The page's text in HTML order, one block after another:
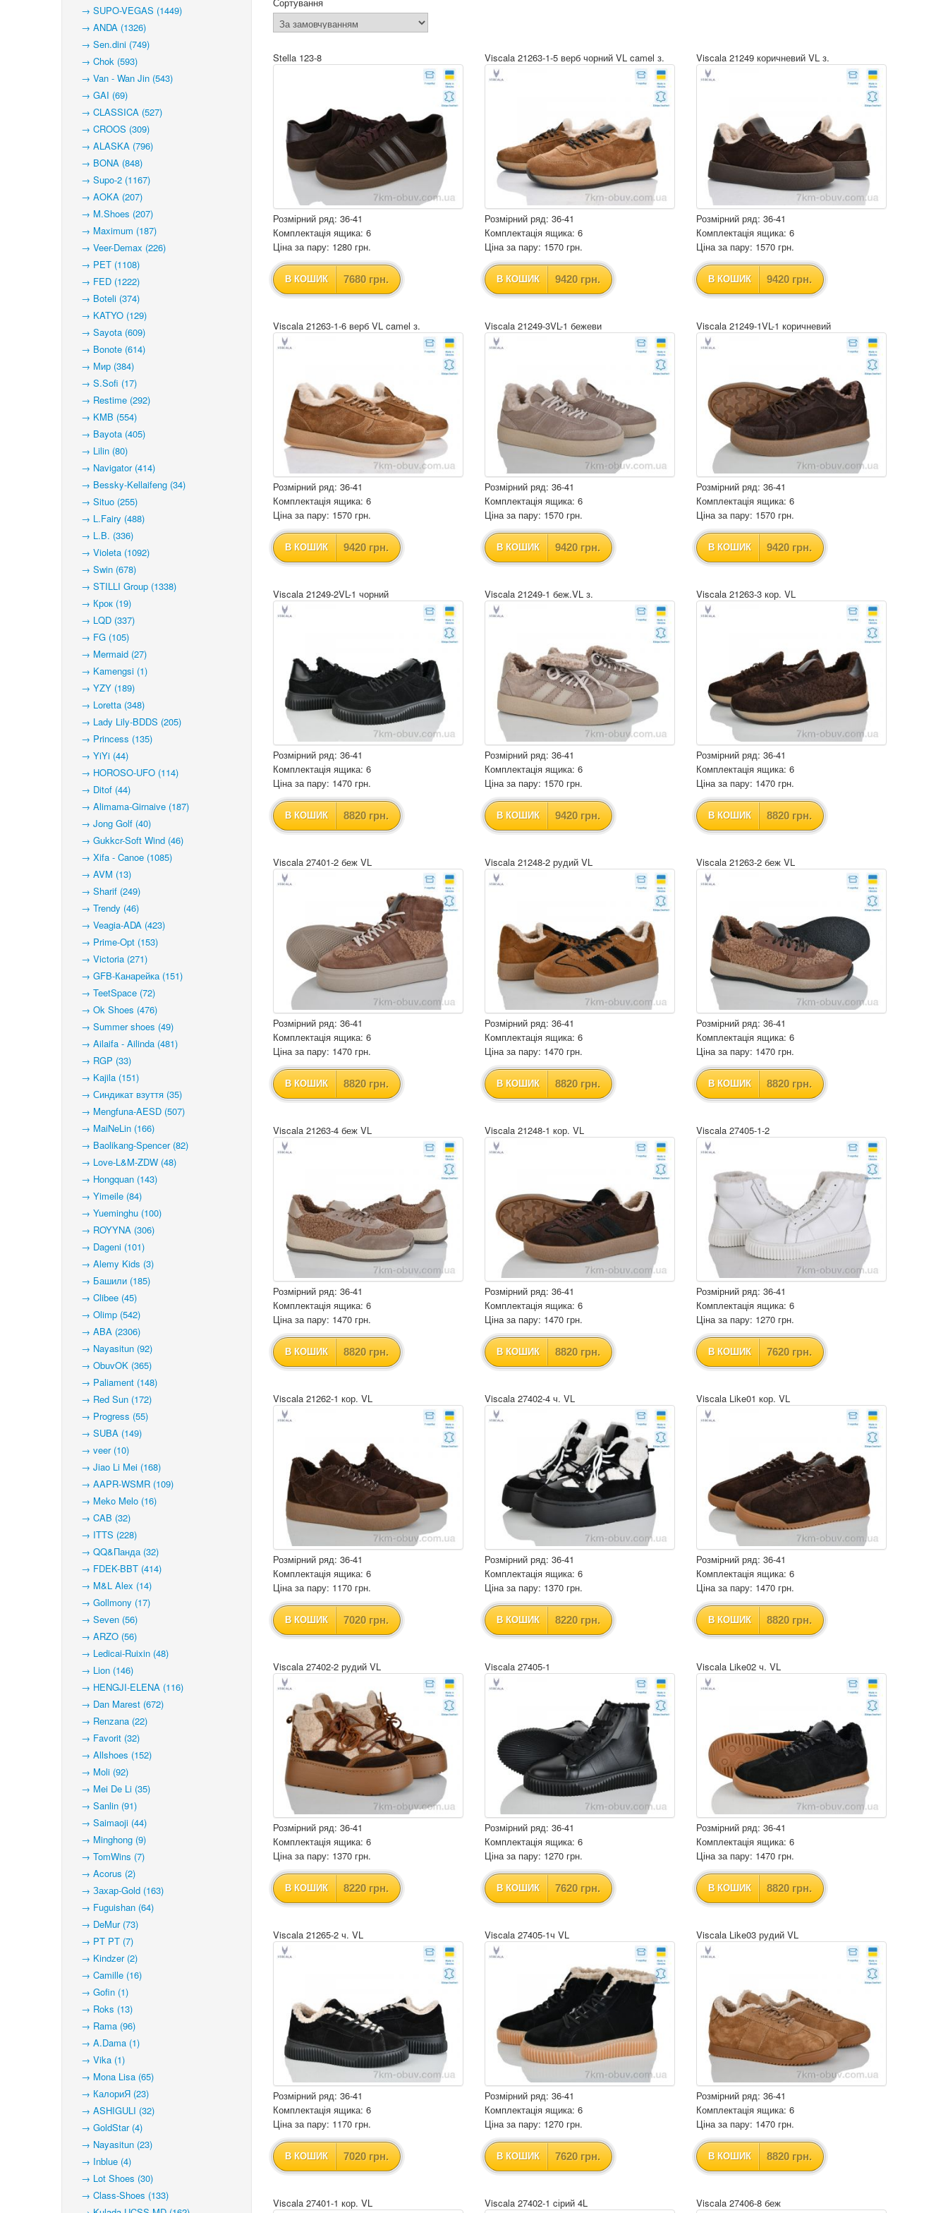
→ SUPO-VEGAS (1449)
→ ANDA (1326)
→ Sen.dini (749)
→ Chok (593)
→ Van - Wan Jin (543)
→ GAI (69)
→ CLASSICA (527)
→ CROOS (309)
→ ALASKA (796)
→ BONA (848)
→ Supo-2 (1167)
→ AOKA (207)
→ M.Shoes (207)
→ Maximum (187)
→ Veer-Demax (226)
→ PET (1108)
→ FED (1222)
→ Boteli (374)
→ KATYO (129)
→ Sayota (609)
→ Bonote (614)
→ Мир (384)
→ S.Sofi (17)
→ Restime (292)
→ KMB (554)
→ Bayota (405)
→ Lilin (80)
→ Navigator (414)
→ Bessky-Kellaifeng (34)
→ Situo (255)
→ L.Fairy (488)
→ L.B. (336)
→ Violeta (1092)
→ Swin (678)
→ STILLI Group (1338)
→ Крок (19)
→ LQD (337)
→ FG (105)
→ Mermaid (27)
→ Kamengsi (1)
→ YZY (189)
→ Loretta (348)
→ Lady Lily-BDDS (205)
→ Princess (135)
→ YiYi (44)
→ HOROSO-UFO (114)
→ Ditof (44)
→ Alimama-Girnaive (187)
→ Jong Golf (40)
→ Gukkcr-Soft Wind (46)
→ Xifa - Canoe (1085)
→ AVM (13)
→ Sharif (249)
→ Trendy (46)
→ Veagia-ADA (423)
→ Prime-Opt (153)
→ Victoria (271)
→ GFB-Канарейка (151)
→ TeetSpace (72)
→ Ok Shoes (476)
→ Summer shoes (49)
→ Ailaifa - Ailinda (481)
→ RGP (33)
→ Kajila (151)
→ Синдикат взуття (35)
→ Mengfuna-AESD (507)
→ MaiNeLin (166)
→ Baolikang-Spencer (82)
→ Love-L&M-ZDW (48)
→ Hongquan (143)
→ Yimeile (84)
→ Yueminghu (100)
→ ROYYNA (306)
→ Dageni (101)
→ Alemy Kids (3)
→ Башили (185)
→ Clibee (45)
→ Olimp (542)
→ ABA (2306)
→ Nayasitun (92)
→ ObuvOK (365)
→ Paliament (148)
→ Red Sun (172)
→ Progress (55)
→ SUBA (149)
→ veer (10)
→ Jiao Li Mei (168)
→ AAPR-WSMR (109)
→ Meko Melo (16)
→ CAB (32)
→ ITTS (228)
→ QQ&Панда (32)
→ FDEK-BBT (414)
→ M&L Alex (14)
→ Gollmony (17)
→ Seven (56)
→ ARZO (56)
→ Ledicai-Ruixin (48)
→ Lion (146)
→ HENGJI-ELENA (116)
→ Dan Marest (672)
→ Renzana (22)
→ Favorit (32)
→ Allshoes (152)
→ Moli (92)
→ Mei De Li (35)
→ Sanlin (91)
→ Saimaoji (44)
→ Minghong (9)
→ TomWins (7)
→ Acorus (2)
→ Захар-Gold (163)
→ Fuguishan (64)
→ DeMur (73)
→ PT PT (7)
→ Kindzer (2)
→ Camille (16)
→ Gofin (1)
→ Roks (13)
→ Rama (96)
→ A.Dama (1)
→ Vika (1)
→ Mona Lisa (65)
→ КалориЯ (23)
→ ASHIGULI (32)
→ GoldStar (4)
→ Nayasitun (23)
→ Inblue (4)
→ Lot Shoes (30)
→ Class-Shoes (133)
Stella 123-8
Розмірний ряд: 36-41
Комплектація ящика: 6
Ціна за пару: 1280 грн.
В КОШИК 7680 грн.
Viscala 21263-1-5 верб чорний VL camel з.
Розмірний ряд: 36-41
Комплектація ящика: 6
Ціна за пару: 1570 грн.
В КОШИК 9420 грн.
Viscala 21249 коричневий VL з.
Розмірний ряд: 36-41
Комплектація ящика: 6
Ціна за пару: 1570 грн.
В КОШИК 9420 грн.
Viscala 21263-1-6 верб VL camel з.
Розмірний ряд: 36-41
Комплектація ящика: 6
Ціна за пару: 1570 грн.
В КОШИК 9420 грн.
Viscala 21249-3VL-1 бежеви
Розмірний ряд: 36-41
Комплектація ящика: 6
Ціна за пару: 1570 грн.
В КОШИК 9420 грн.
Viscala 21249-1VL-1 коричневий
Розмірний ряд: 36-41
Комплектація ящика: 6
Ціна за пару: 1570 грн.
В КОШИК 9420 грн.
Viscala 21249-2VL-1 чорний
Розмірний ряд: 36-41
Комплектація ящика: 6
Ціна за пару: 1470 грн.
В КОШИК 8820 грн.
Viscala 21249-1 беж.VL з.
Розмірний ряд: 36-41
Комплектація ящика: 6
Ціна за пару: 1570 грн.
В КОШИК 9420 грн.
Viscala 21263-3 кор. VL
Розмірний ряд: 36-41
Комплектація ящика: 6
Ціна за пару: 1470 грн.
В КОШИК 8820 грн.
Viscala 27401-2 беж VL
Розмірний ряд: 36-41
Комплектація ящика: 6
Ціна за пару: 1470 грн.
В КОШИК 8820 грн.
Viscala 21248-2 рудий VL
Розмірний ряд: 36-41
Комплектація ящика: 6
Ціна за пару: 1470 грн.
В КОШИК 8820 грн.
Viscala 21263-2 беж VL
Розмірний ряд: 36-41
Комплектація ящика: 6
Ціна за пару: 1470 грн.
В КОШИК 8820 грн.
Viscala 21263-4 беж VL
Розмірний ряд: 36-41
Комплектація ящика: 6
Ціна за пару: 1470 грн.
В КОШИК 8820 грн.
Viscala 21248-1 кор. VL
Розмірний ряд: 36-41
Комплектація ящика: 6
Ціна за пару: 1470 грн.
В КОШИК 8820 грн.
Viscala 27405-1-2
Розмірний ряд: 36-41
Комплектація ящика: 6
Ціна за пару: 1270 грн.
В КОШИК 7620 грн.
Viscala 21262-1 кор. VL
Розмірний ряд: 36-41
Комплектація ящика: 6
Ціна за пару: 1170 грн.
В КОШИК 7020 грн.
Viscala 27402-4 ч. VL
Розмірний ряд: 36-41
Комплектація ящика: 6
Ціна за пару: 1370 грн.
В КОШИК 8220 грн.
Viscala Like01 кор. VL
Розмірний ряд: 36-41
Комплектація ящика: 6
Ціна за пару: 1470 грн.
В КОШИК 8820 грн.
Viscala 27402-2 рудий VL
Розмірний ряд: 36-41
Комплектація ящика: 6
Ціна за пару: 1370 грн.
В КОШИК 8220 грн.
Viscala 27405-1
Розмірний ряд: 36-41
Комплектація ящика: 6
Ціна за пару: 1270 грн.
В КОШИК 7620 грн.
Viscala Like02 ч. VL
Розмірний ряд: 36-41
Комплектація ящика: 6
Ціна за пару: 1470 грн.
В КОШИК 8820 грн.
Viscala 21265-2 ч. VL
Розмірний ряд: 36-41
Комплектація ящика: 6
Ціна за пару: 1170 грн.
В КОШИК 7020 грн.
Viscala 27405-1ч VL
Розмірний ряд: 36-41
Комплектація ящика: 6
Ціна за пару: 1270 грн.
В КОШИК 7620 грн.
Viscala Like03 рудий VL
Розмірний ряд: 36-41
Комплектація ящика: 6
Ціна за пару: 1470 грн.
В КОШИК 8820 грн.
Viscala 27401-1 кор. VL Viscala 27402-1 cірий 4L Viscala 27406-8 беж